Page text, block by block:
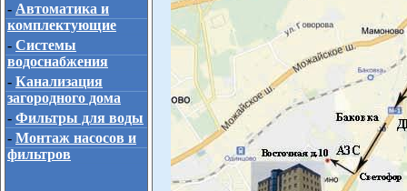
- Автоматика и
комплектующие
- Системы
водоснабжения
- Канализация
загородного дома
- Фильтры для воды
- Монтаж насосов и
фильтров